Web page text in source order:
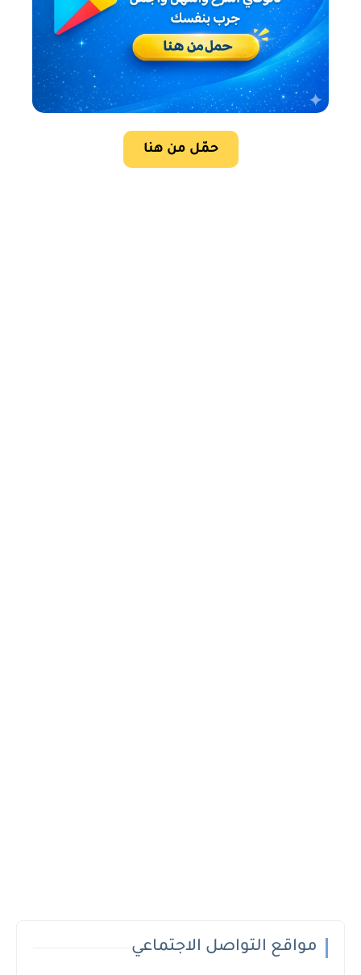
حمّل من هنا
مواقع التواصل الاجتماعي